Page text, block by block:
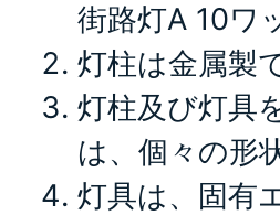
街路灯A 10ワ
灯柱は金属製
灯柱及び灯具
は、個々の形
灯具は、固有